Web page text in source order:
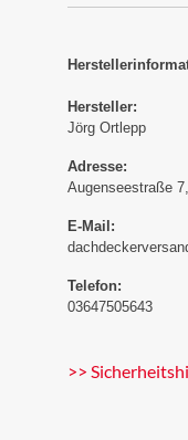
Hersteller:
Jörg Ortlepp
Adresse:
Augenseestraße
E-Mail:
Telefon:
03647505643
>>